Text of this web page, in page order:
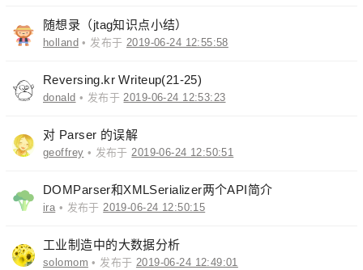
随想录（jtag知识点小结）
holland • 发布于 2019-06-24 12:55:58
Reversing.kr Writeup(21-25)
donald • 发布于2019-06-24 12:53:23
对 Parser 的误解
geoffrey • 发布于2019-06-24 12:50:51
DOMParser和XMLSerializer两个API简介
ira • 发布于2019-06-24 12:50:15
工业制造中的大数据分析
solomom • 发布于 2019-06-24 12:49:01